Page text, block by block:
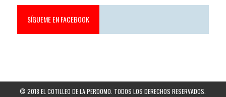
SÍGUEME EN FACEBOOK
© 2018 EL COTILLEO DE LA PERDOMO. TODOS LOS DERECHOS RESERVADOS.